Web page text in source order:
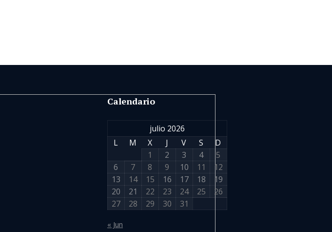
Calendario
julio 2026
L
M X J V S
D
1
2 3 4
5
6
7 8 9 10 11
12
13
14 15 16 17 18
19
20
21 22 23 24 25
26
27
28 29 30 31
« Jun